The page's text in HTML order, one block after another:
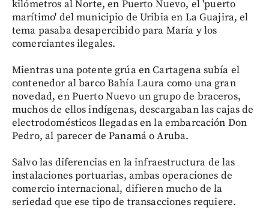
kilómetros al Norte, en Puerto Nuevo, el 'puerto
marítimo' del municipio de Uribia en La Guajira, el
tema pasaba desapercibido para María y los
comerciantes ilegales.
Mientras una potente grúa en Cartagena subía el
contenedor al barco Bahía Laura como una gran
novedad, en Puerto Nuevo un grupo de braceros,
muchos de ellos indígenas, descargaban las cajas de
electrodomésticos llegadas en la embarcación Don
Pedro, al parecer de Panamá o Aruba.
Salvo las diferencias en la infraestructura de las
instalaciones portuarias, ambas operaciones de
comercio internacional, difieren mucho de la
seriedad que ese tipo de transacciones requiere.